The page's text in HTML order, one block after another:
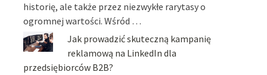
historię, ale także przez niezwykłe rarytasy o
ogromnej wartości. Wśród …
Jak prowadzić skuteczną kampanię
reklamową na LinkedIn dla
przedsiębiorców B2B?